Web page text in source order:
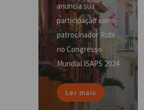
anuncia sua
participação como
patrocinador Rubi
no Congresso
Mundial ISAPS 2024
Ler mais